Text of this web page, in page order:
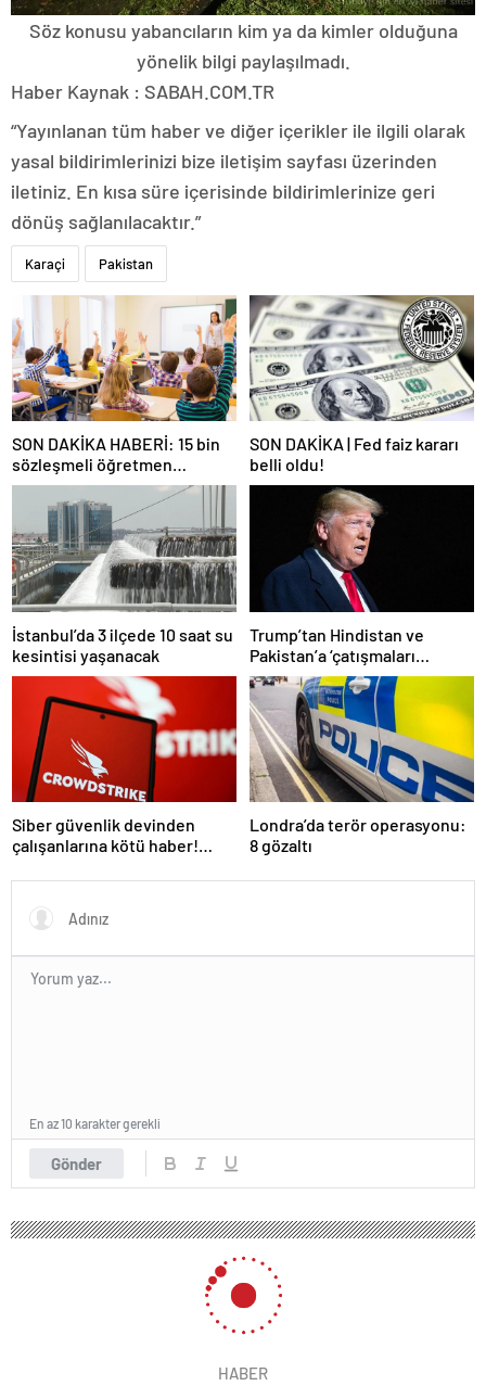
Söz konusu yabancıların kim ya da kimler olduğuna
yönelik bilgi paylaşılmadı.
Haber Kaynak : SABAH.COM.TR
“Yayınlanan tüm haber ve diğer içerikler ile ilgili olarak
yasal bildirimlerinizi bize iletişim sayfası üzerinden
iletiniz. En kısa süre içerisinde bildirimlerinize geri
dönüş sağlanılacaktır.”
Karaçi Pakistan
SON DAKİKA HABERİ: 15 bin
sözleşmeli öğretmen
atamasında sözlü sınava hak
kazanan adaylar açıklandı
SON DAKİKA | Fed faiz kararı
belli oldu!
İstanbul’da 3 ilçede 10 saat su
kesintisi yaşanacak
Trump’tan Hindistan ve
Pakistan’a ‘çatışmaları
durdurun’ çağrısı
Siber güvenlik devinden
çalışanlarına kötü haber!
Londra’da terör operasyonu:
8 gözaltı
Gönder
En az 10 karakter gerekli
HABER